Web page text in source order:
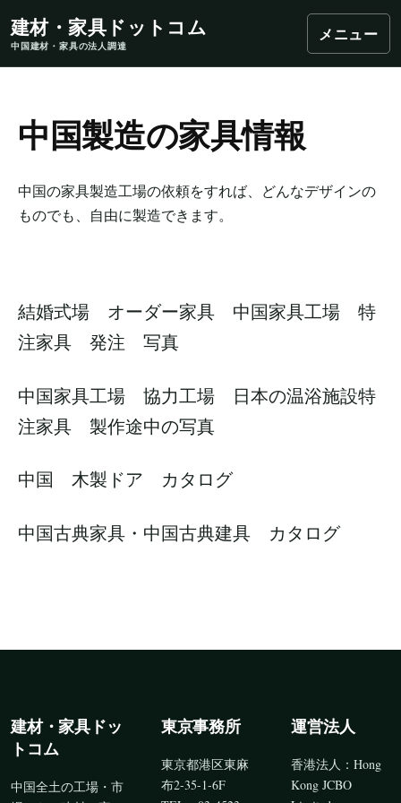
建材・家具ドットコム
中国建材・家具の法人調達
メニュー
中国製造の家具情報
中国の家具製造工場の依頼をすれば、どんなデザインの
ものでも、自由に製造できます。
結婚式場 オーダー家具 中国家具工場 特
注家具 発注 写真
中国家具工場 協力工場 日本の温浴施設特
注家具 製作途中の写真
中国 木製ドア カタログ
中国古典家具・中国古典建具 カタログ
建材・家具ドッ
トコム
中国全土の工場・市
東京事務所
東京都港区東麻
布2-35-1-6F
運営法人
香港法人：Hong
Kong JCBO